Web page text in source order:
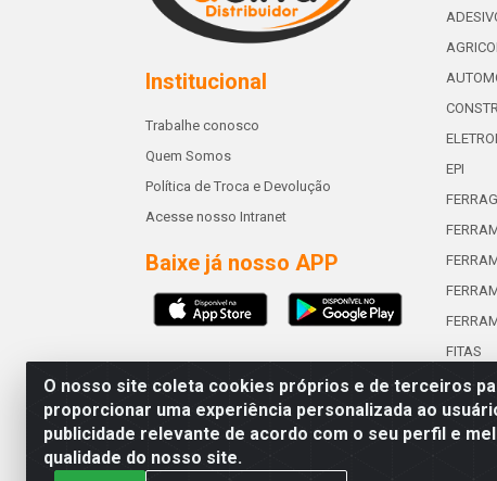
O nosso site coleta cookies próprios e de terceiros
proporcionar uma experiência personalizada ao
publicidade relevante de acordo com o seu perfil e
qualidade do nosso site.
Institucional
Trabalhe conosco
Quem Somos
Política de Troca e Devolução
Acesse nosso Intranet
Baixe já nosso APP
EPI
FITAS
Abreu & Silva - Rua Padre Jose